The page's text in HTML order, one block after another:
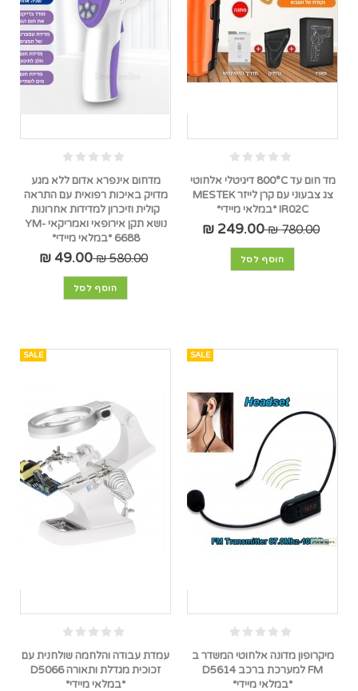
מד חום עד 800°C דיגיטלי אלחוטי
צג צבעוני עם קרן לייזר MESTEK
IR02C *במלאי מיידי*
780.00 ₪
249.00 ₪
הוסף לסל
מדחום אינפרא אדום ללא מגע
מדויק באיכות רפואית עם התראה
קולית וזיכרון למדידות אחרונות
נושא תקן אירופאי ואמריקאי YM-
6688 *במלאי מיידי*
580.00 ₪
49.00 ₪
הוסף לסל
SALE
מיקרופון מדונה אלחוטי המשדר ב
FM למערכת ברכב D5614
*במלאי מיידי*
SALE
עמדת עבודה והלחמה שולחנית עם
זכוכית מגדלת ותאורה D5066
*במלאי מיידי*